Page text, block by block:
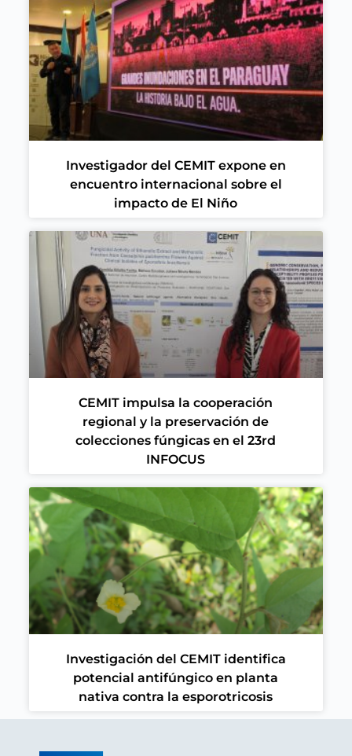
Investigador del CEMIT expone en
encuentro internacional sobre el
impacto de El Niño
CEMIT impulsa la cooperación
regional y la preservación de
colecciones fúngicas en el 23rd
INFOCUS
Investigación del CEMIT identifica
potencial antifúngico en planta
nativa contra la esporotricosis